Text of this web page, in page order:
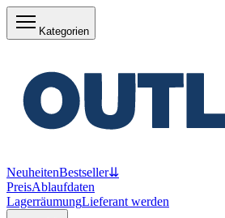
Kategorien
NeuheitenBestseller⇊
PreisAblaufdaten
LagerräumungLieferant werden